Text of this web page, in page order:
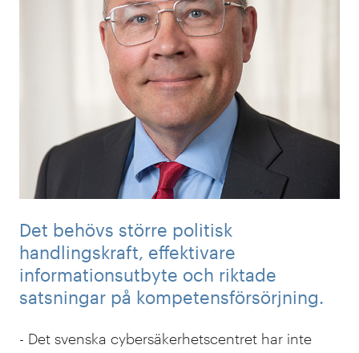
Det behövs större politisk
handlingskraft, effektivare
informationsutbyte och riktade
satsningar på kompetensförsörjning.
- Det svenska cybersäkerhetscentret har inte